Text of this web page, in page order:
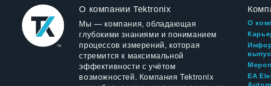
О компании Tektronix
Мы — компания, обладающая
глубокими знаниями и пониманием
процессов измерений, которая
стремится к максимальной
эффективности с учётом
возможностей. Компания Tektronix
О
EA